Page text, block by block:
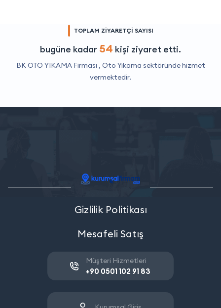
TOPLAM ZİYARETÇİ SAYISI
bugüne kadar 54 kişi ziyaret etti.
BK OTO YIKAMA Firması , Oto Yıkama sektöründe hizmet
vermektedir.
Gizlilik Politikası
Mesafeli Satış
Müşteri Hizmetleri
+90 0501 102 91 83